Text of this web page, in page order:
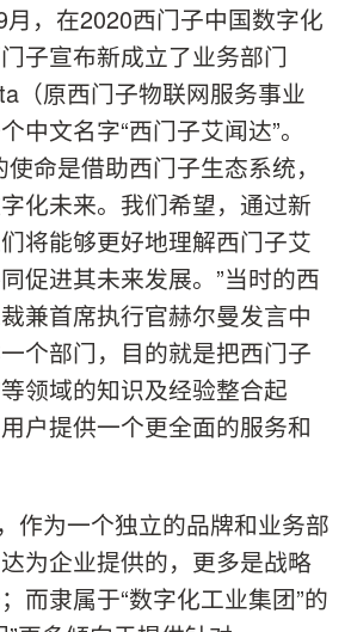
，在2020西门子中国数字化
子宣布新成立了业务部门
（原西门子物联网服务事业
中文名字“西门子艾闻达”。
命是借助西门子生态系统，
化未来。我们希望，通过新
将能够更好地理解西门子艾
促进其未来发展。”当时的西
兼首席执行官赫尔曼发言中
个部门，目的就是把西门子
领域的知识及经验整合起
户提供一个更全面的服务和
作为一个独立的品牌和业务部
为企业提供的，更多是战略
而隶属于“数字化工业集团”的